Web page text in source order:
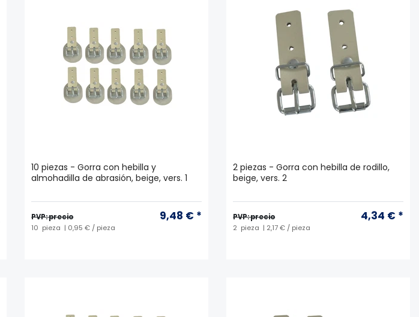
10 piezas - Gorra con hebilla y
almohadilla de abrasión, beige, vers. 1
PVP: precio 9,48 € *
10 pieza | 0,95 € / pieza
2 piezas - Gorra con hebilla de rodillo,
beige, vers. 2
PVP: precio 4,34 € *
2 pieza | 2,17 € / pieza